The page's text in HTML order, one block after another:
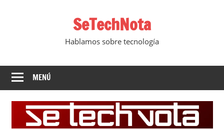
SeTechNota
Hablamos sobre tecnología
MENÚ